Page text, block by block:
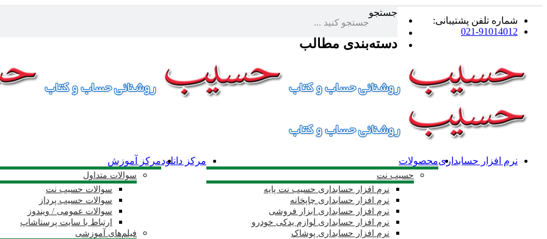
شماره تلفن پشتیبانی:
021-91014012
نرم افزار حسابداریمحصولات
حسیب نت
نرم افزار حسابداری حسیب نت پایه
نرم افزار حسابداری چاپخانه
نرم افزار حسابداری ابزار فروشی
نرم افزار حسابداری لوازم یدکی خودرو
نرم افزار حسابداری پوشاک
مرکز دانلودمرکز آموزش
سوالات متداول
سوالات حسیب نت
سوالات حسیب پرداز
سوالات عمومی / ویندوز
ارتباط با سایت پرستاشاپ
فیلم‌های آموزشی
جستجو
دسته‌بندی مطالب